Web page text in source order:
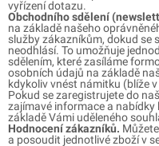
vyřízení dotazu.
Obchodního sdělení
na základě našeho
služby zákazníkům, dokud se
neodhlásí. To umožňuje
sdělením, které zasíláme
osobních údajů na základě
kdykoliv vnést námitku (blíže
Pokud se zaregistrujete do
zajímavé informace a nabídky
základě Vámi uděleného
Hodnocení zákazníků.
a posoudit jednotlivé zboží v